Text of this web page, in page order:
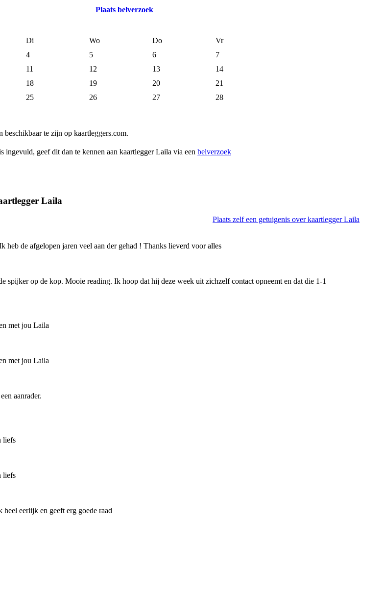
Plaats belverzoek
Di Wo Do
Vr
4 5 6
7
11 12 13
14
18 19 20
21
25 26 27
28
beschikbaar te zijn op kaartleggers.com.
ingevuld, geef dit dan te kennen aan kaartlegger Laila via een belverzoek
Laila
Plaats zelf een getuigenis over kaartlegger Laila
de afgelopen jaren veel aan der gehad ! Thanks lieverd voor alles
op de kop. Mooie reading. Ik hoop dat hij deze week uit zichzelf contact opneemt en dat die 1-1
met jou Laila
met jou Laila
aanrader.
liefs
liefs
eerlijk en geeft erg goede raad